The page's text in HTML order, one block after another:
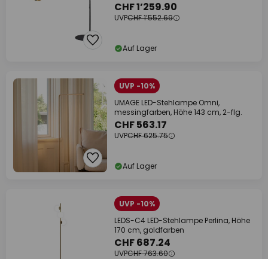
CHF 1’259.90
UVPCHF 1’552.69
Auf Lager
UVP -10%
UMAGE LED-Stehlampe Omni,
messingfarben, Höhe 143 cm, 2-flg.
CHF 563.17
UVPCHF 625.75
Auf Lager
UVP -10%
LEDS-C4 LED-Stehlampe Perlina, Höhe
170 cm, goldfarben
CHF 687.24
UVPCHF 763.60